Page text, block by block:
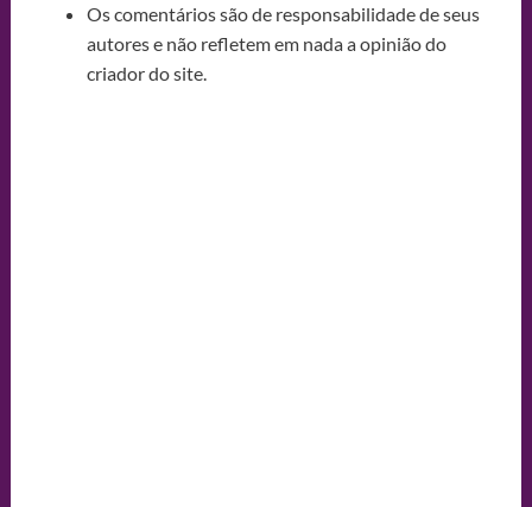
Os comentários são de responsabilidade de seus
autores e não refletem em nada a opinião do
criador do site.